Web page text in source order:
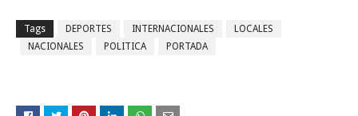
Tags DEPORTES INTERNACIONALES
LOCALES
NACIONALES
POLITICA PORTADA